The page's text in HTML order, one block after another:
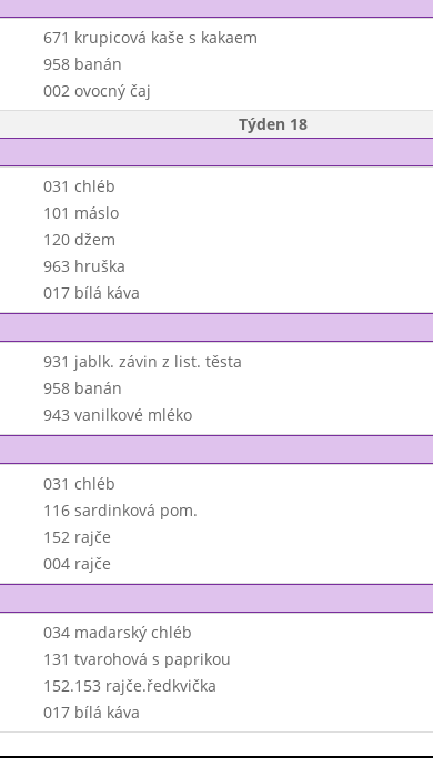
671 krupicová kaše s kakaem
958 banán
002 ovocný čaj
Týden 18
031 chléb
101 máslo
120 džem
963 hruška
017 bílá káva
931 jablk. závin z list. těsta
958 banán
943 vanilkové mléko
031 chléb
116 sardinková pom.
152 rajče
004 rajče
034 madarský chléb
131 tvarohová s paprikou
152.153 rajče.ředkvička
017 bílá káva